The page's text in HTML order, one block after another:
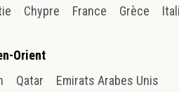
Chypre France Grèce
Orient
Qatar Emirats Arabes Unis